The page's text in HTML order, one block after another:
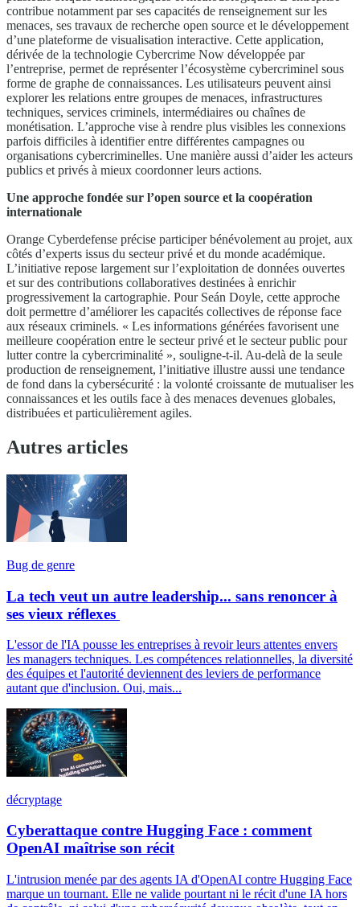
contribue notamment par ses capacités de renseignement sur les
menaces, ses travaux de recherche open source et le développement
d’une plateforme de visualisation interactive. Cette application,
dérivée de la technologie Cybercrime Now développée par
l’entreprise, permet de représenter l’écosystème cybercriminel sous
forme de graphe de connaissances. Les utilisateurs peuvent ainsi
explorer les relations entre groupes de menaces, infrastructures
techniques, services criminels, intermédiaires ou chaînes de
monétisation. L’approche vise à rendre plus visibles les connexions
parfois difficiles à identifier entre différentes campagnes ou
organisations cybercriminelles. Une manière aussi d’aider les acteurs
publics et privés à mieux coordonner leurs actions.
Une approche fondée sur l’open source et la coopération
internationale
Orange Cyberdefense précise participer bénévolement au projet, aux
côtés d’experts issus du secteur privé et du monde académique.
L’initiative repose largement sur l’exploitation de données ouvertes
et sur des contributions collaboratives destinées à enrichir
progressivement la cartographie. Pour Seán Doyle, cette approche
doit permettre d’améliorer les capacités collectives de réponse face
aux réseaux criminels. « Les informations générées favorisent une
meilleure coopération entre le secteur privé et le secteur public pour
lutter contre la cybercriminalité », souligne-t-il. Au-delà de la seule
production de renseignement, l’initiative illustre aussi une tendance
de fond dans la cybersécurité : la volonté croissante de mutualiser les
connaissances et les outils face à des menaces devenues globales,
distribuées et particulièrement agiles.
Autres articles
Bug de genre
La tech veut un autre leadership... sans renoncer à
ses vieux réflexes
L'essor de l'IA pousse les entreprises à revoir leurs attentes envers
les managers techniques. Les compétences relationnelles, la diversité
des équipes et l'autorité deviennent des leviers de performance
autant que d'inclusion. Oui, mais...
décryptage
Cyberattaque contre Hugging Face : comment
OpenAI maîtrise son récit
L'intrusion menée par des agents IA d'OpenAI contre Hugging Face
marque un tournant. Elle ne valide pourtant ni le récit d'une IA hors